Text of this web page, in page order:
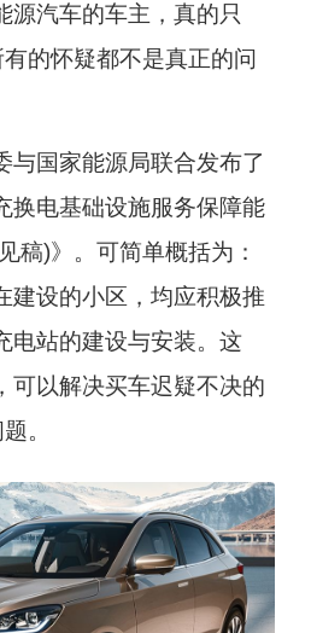
源汽车的车主，真的只
有的怀疑都不是真正的问
与国家能源局联合发布了
换电基础设施服务保障能
稿)》。可简单概括为：
建设的小区，均应积极推
电站的建设与安装。这
可以解决买车迟疑不决的
。